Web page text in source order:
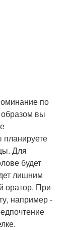
по
вы
планируете
Для
будет
лишним
оратор. При
например -